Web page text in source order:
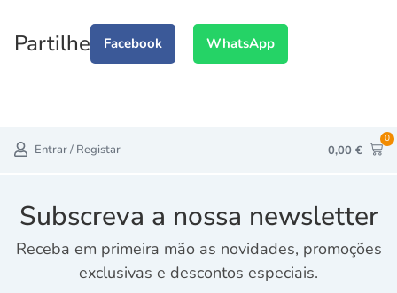
Partilhe Facebook WhatsApp
Entrar / Registar 0,00 €
0
Subscreva a nossa newsletter
Receba em primeira mão as novidades, promoções
exclusivas e descontos especiais.